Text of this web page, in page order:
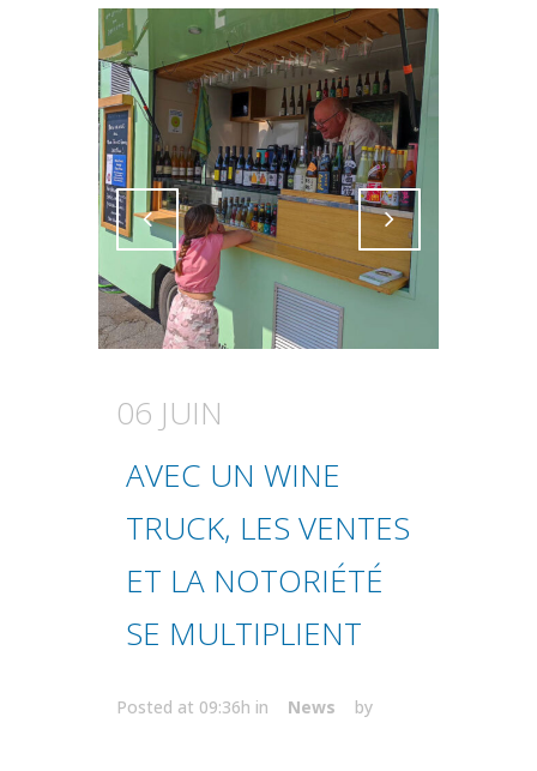
Attiva comando Attiva comando
06 JUIN
AVEC UN WINE
TRUCK, LES VENTES
ET LA NOTORIÉTÉ
SE MULTIPLIENT
Posted at 09:36h in News by